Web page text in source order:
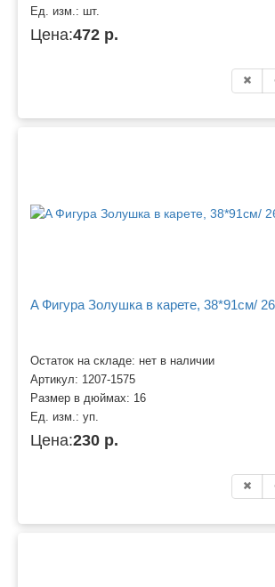
Ед. изм.: шт.
Цена:472 р.
A Фигура Золушка в карете, 38*91см/
Остаток на складе: нет в наличии
Артикул: 1207-1575
Размер в дюймах: 16
Ед. изм.: уп.
Цена:230 р.